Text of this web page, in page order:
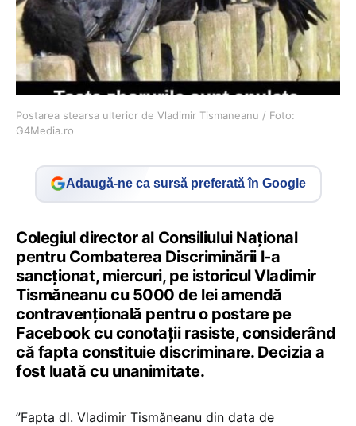
Postarea stearsa ulterior de Vladimir Tismaneanu / Foto:
G4Media.ro
Adaugă-ne ca sursă preferată în Google
Colegiul director al Consiliului Național
pentru Combaterea Discriminării l-a
sancționat, miercuri, pe istoricul Vladimir
Tismăneanu cu 5000 de lei amendă
contravențională pentru o postare pe
Facebook cu conotații rasiste, considerând
că fapta constituie discriminare. Decizia a
fost luată cu unanimitate.
”Fapta dl. Vladimir Tismăneanu din data de